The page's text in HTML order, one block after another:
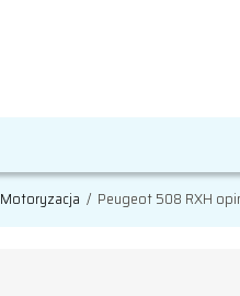
Motoryzacja / Peugeot 508 RXH